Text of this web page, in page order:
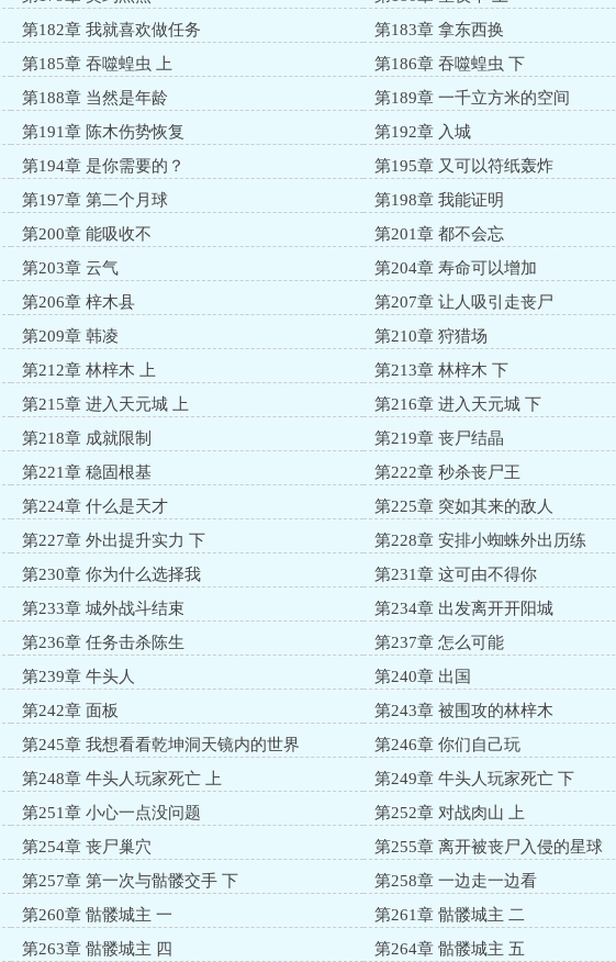
第182章 我就喜欢做任务
第183章 拿东西换
第185章 吞噬蝗虫 上
第186章 吞噬蝗虫 下
第188章 当然是年龄
第189章 一千立方米的空间
第191章 陈木伤势恢复
第192章 入城
第194章 是你需要的？
第195章 又可以符纸轰炸
第197章 第二个月球
第198章 我能证明
第200章 能吸收不
第201章 都不会忘
第203章 云气
第204章 寿命可以增加
第206章 梓木县
第207章 让人吸引走丧尸
第209章 韩凌
第210章 狩猎场
第212章 林梓木 上
第213章 林梓木 下
第215章 进入天元城 上
第216章 进入天元城 下
第218章 成就限制
第219章 丧尸结晶
第221章 稳固根基
第222章 秒杀丧尸王
第224章 什么是天才
第225章 突如其来的敌人
第227章 外出提升实力 下
第228章 安排小蜘蛛外出历练
第230章 你为什么选择我
第231章 这可由不得你
第233章 城外战斗结束
第234章 出发离开开阳城
第236章 任务击杀陈生
第237章 怎么可能
第239章 牛头人
第240章 出国
第242章 面板
第243章 被围攻的林梓木
第245章 我想看看乾坤洞天镜内的世界
第246章 你们自己玩
第248章 牛头人玩家死亡 上
第249章 牛头人玩家死亡 下
第251章 小心一点没问题
第252章 对战肉山 上
第254章 丧尸巢穴
第255章 离开被丧尸入侵的星球
第257章 第一次与骷髅交手 下
第258章 一边走一边看
第260章 骷髅城主 一
第261章 骷髅城主 二
第263章 骷髅城主 四 第264章 骷髅城主 五